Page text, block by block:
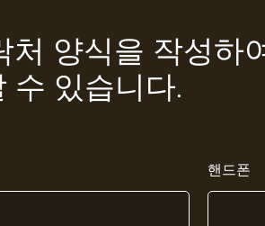
처 양식을 작성하
수 있습니다.
핸드폰